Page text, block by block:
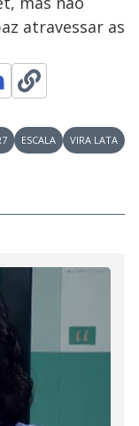
atravessar as
ESCALA VIRA LATA